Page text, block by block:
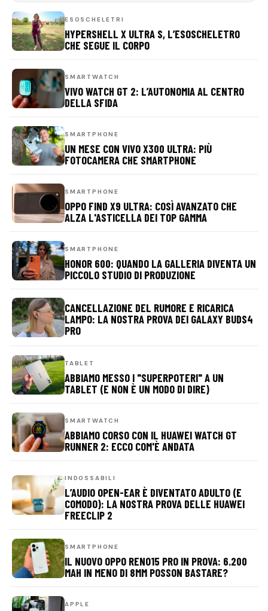
ESOSCHELETRI
HYPERSHELL X ULTRA S, L’ESOSCHELETRO
CHE SEGUE IL CORPO
SMARTWATCH
VIVO WATCH GT 2: L’AUTONOMIA AL CENTRO
DELLA SFIDA
SMARTPHONE
UN MESE CON VIVO X300 ULTRA: PIÙ
FOTOCAMERA CHE SMARTPHONE
SMARTPHONE
OPPO FIND X9 ULTRA: COSÌ AVANZATO CHE
ALZA L'ASTICELLA DEI TOP GAMMA
SMARTPHONE
HONOR 600: QUANDO LA GALLERIA DIVENTA UN
PICCOLO STUDIO DI PRODUZIONE
CANCELLAZIONE DEL RUMORE E RICARICA
LAMPO: LA NOSTRA PROVA DEI GALAXY BUDS4
PRO
TABLET
ABBIAMO MESSO I "SUPERPOTERI" A UN
TABLET (E NON È UN MODO DI DIRE)
SMARTWATCH
ABBIAMO CORSO CON IL HUAWEI WATCH GT
RUNNER 2: ECCO COM'È ANDATA
INDOSSABILI
L’AUDIO OPEN-EAR È DIVENTATO ADULTO (E
COMODO): LA NOSTRA PROVA DELLE HUAWEI
FREECLIP 2
SMARTPHONE
IL NUOVO OPPO RENO15 PRO IN PROVA: 6.200
MAH IN MENO DI 8MM POSSON BASTARE?
APPLE